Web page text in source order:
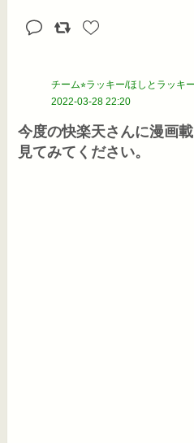
チーム⭐︎ラッキー/ほしとラッキ
2022-03-28 22:20
今度の快楽天さんに漫画
見てみてください。